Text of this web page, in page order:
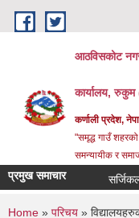
Skip to main content
आठविसकोट
कार्यालय, रुकुम
कर्णाली प्रदेश,
"समृद्ध गाउँ
समन्यायीक र
प्रमुख समाचार सर्जिकल
Home » परिचय »